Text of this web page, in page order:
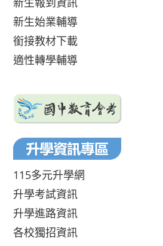
新生始業輔導
銜接教材下載
適性轉學輔導
115多元升學網
升學考試資訊
升學進路資訊
各校獨招資訊